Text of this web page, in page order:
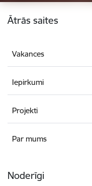
Kājene
Ātrās saites
Vakances
Iepirkumi
Projekti
Par mums
Noderīgi